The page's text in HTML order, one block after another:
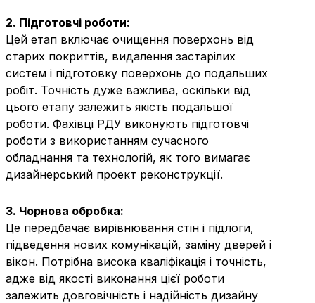
2. Підготовчі роботи:
Цей етап включає очищення поверхонь від
старих покриттів, видалення застарілих
систем і підготовку поверхонь до подальших
робіт. Точність дуже важлива, оскільки від
цього етапу залежить якість подальшої
роботи. Фахівці РДУ виконують підготовчі
роботи з використанням сучасного
обладнання та технологій, як того вимагає
дизайнерський проект реконструкції.
3. Чорнова обробка:
Це передбачає вирівнювання стін і підлоги,
підведення нових комунікацій, заміну дверей і
вікон. Потрібна висока кваліфікація і точність,
адже від якості виконання цієї роботи
залежить довговічність і надійність дизайну